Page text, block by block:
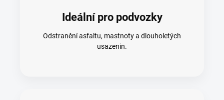
Ideální pro podvozky
Odstranění asfaltu, mastnoty a dlouholetých
usazenin.